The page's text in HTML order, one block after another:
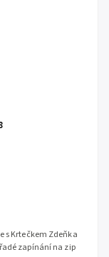
s Krtečkem Zdeňka
zapínání na zip